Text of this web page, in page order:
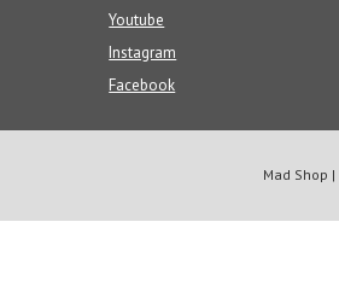
Youtube
Instagram
Facebook
Mad Shop |